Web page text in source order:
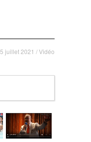
5 juillet 2021 /Vidéo